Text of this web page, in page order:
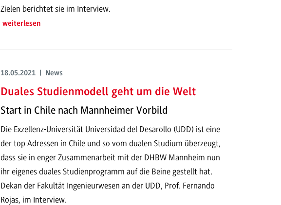
Zielen berichtet sie im Interview.
weiterlesen
18.05.2021 | News
Duales Studienmodell geht um die Welt
Start in Chile nach Mannheimer Vorbild
Die Exzellenz-Universität Universidad del Desarollo (UDD) ist eine
der top Adressen in Chile und so vom dualen Studium überzeugt,
dass sie in enger Zusammenarbeit mit der DHBW Mannheim nun
ihr eigenes duales Studienprogramm auf die Beine gestellt hat.
Dekan der Fakultät Ingenieurwesen an der UDD, Prof. Fernando
Rojas, im Interview.